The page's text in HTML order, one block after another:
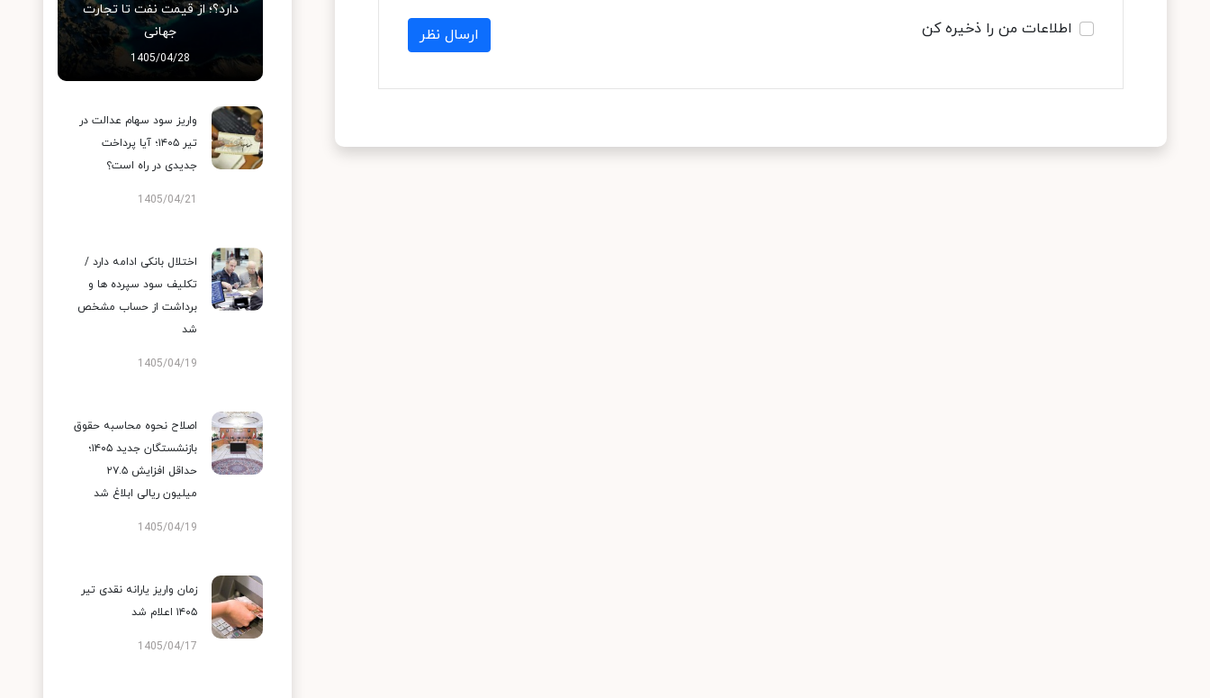
اطلاعات من را ذخیره کن ارسال نظر
دارد؟؛ از قیمت نفت تا تجارت
جهانی
1405/04/28
واریز سود سهام عدالت در
تیر ۱۴۰۵؛ آیا پرداخت
جدیدی در راه است؟
1405/04/21
اختلال بانکی ادامه دارد /
تکلیف سود سپرده ها و
برداشت از حساب مشخص
شد
1405/04/19
اصلاح نحوه محاسبه حقوق
بازنشستگان جدید ۱۴۰۵؛
حداقل افزایش ۲۷.۵
میلیون ریالی ابلاغ شد
1405/04/19
زمان واریز یارانه نقدی تیر
۱۴۰۵ اعلام شد
1405/04/17